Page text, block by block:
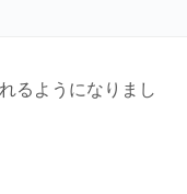
るようになりまし